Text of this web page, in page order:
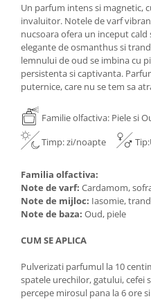
Un parfum intens si magnetic,
invaluitor. Notele de varf
nucsoara ofera un inceput cald
elegante de osmanthus si
lemnului de oud se imbina cu
persistenta si captivanta.
puternice, care nu se tem sa
Familie olfactiva: Piele si
Timp: zi/noapte
Familia olfactiva:
Note de varf: Cardamom,
Note de mijloc: Iasomie,
Note de baza: Oud, piele
CUM SE APLICA
Pulverizati parfumul la 10
spatele urechilor, gatului, cefei
percepe mirosul pana la 6 ore